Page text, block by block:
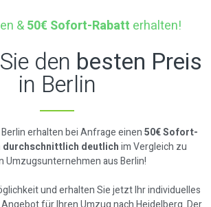
&50€ Sofort-Rabatt erhalten!
den besten Preis
in Berlin
erhalten bei Anfrage einen50€ Sofort-
durchschnittlich deutlichim Vergleich zu
Umzugsunternehmen aus Berlin!
und erhalten Sie jetzt Ihr individuelles